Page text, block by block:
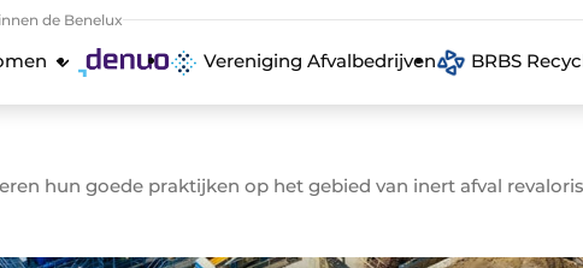
de Benelux
Vereniging Afvalbedrijven BRBS
hun goede praktijken op het gebied van inert afval